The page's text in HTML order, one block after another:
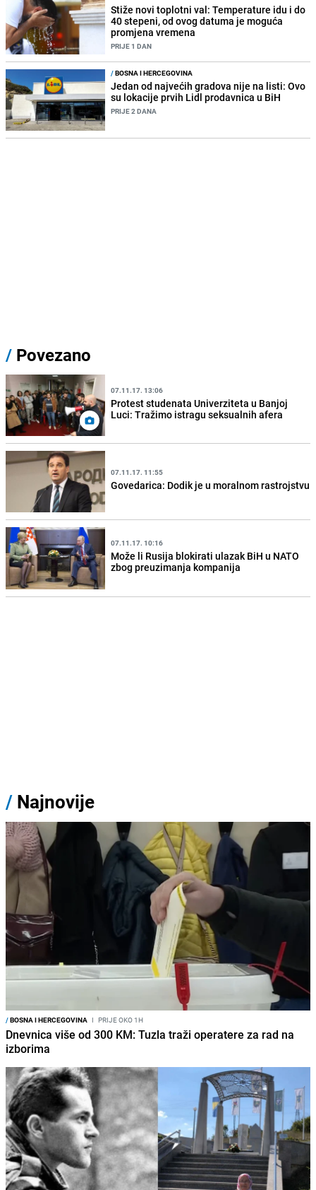
Stiže novi toplotni val: Temperature idu i do
40 stepeni, od ovog datuma je moguća
promjena vremena
PRIJE 1 DAN
/BOSNA I HERCEGOVINA
Jedan od najvećih gradova nije na listi: Ovo
su lokacije prvih Lidl prodavnica u BiH
PRIJE 2 DANA
/ Povezano
07.11.17. 13:06
Protest studenata Univerziteta u Banjoj
Luci: Tražimo istragu seksualnih afera
07.11.17. 11:55
Govedarica: Dodik je u moralnom rastrojstvu
07.11.17. 10:16
Može li Rusija blokirati ulazak BiH u NATO
zbog preuzimanja kompanija
/ Najnovije
/BOSNA I HERCEGOVINA I PRIJE OKO 1H
Dnevnica više od 300 KM: Tuzla traži operatere za rad na
izborima